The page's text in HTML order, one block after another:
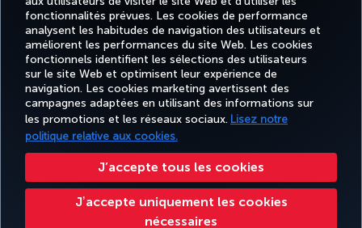
fonctionnalités prévues. Les cookies de performance
analysent les habitudes de navigation des utilisateurs et
améliorent les performances du site Web. Les cookies
fonctionnels identifient les sélections des utilisateurs
sur le site Web et optimisent leur expérience de
navigation. Les cookies marketing avertissent des
campagnes adaptées en utilisant des informations sur
les promotions et les réseaux sociaux. Lisez notre
politique relative aux cookies.
J’accepte tous les cookies
Jʼaccepte uniquement les cookies
nécessaires
Turkish Airlines Copyright © 1996 - 2025